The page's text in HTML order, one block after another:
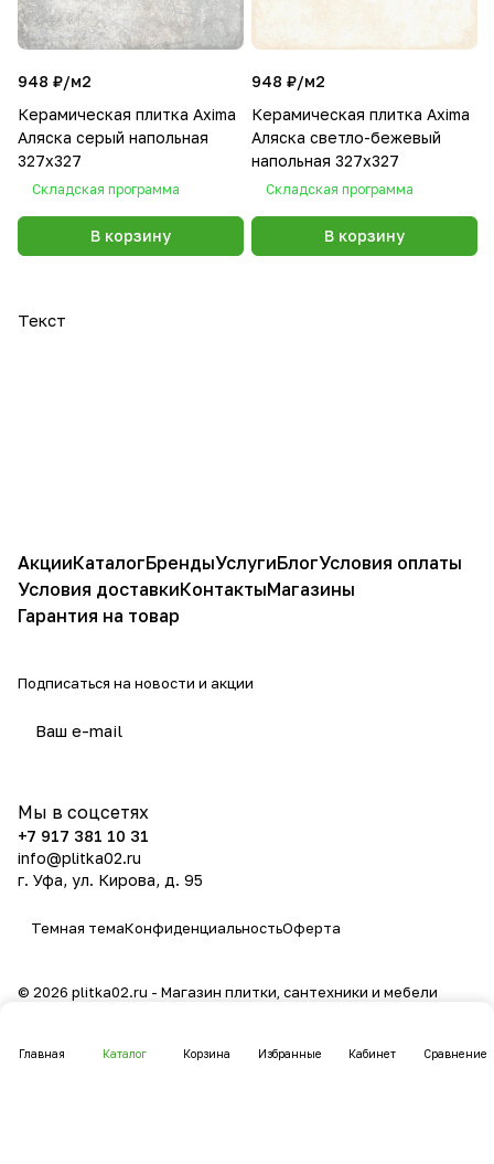
948 ₽/м2
Керамическая плитка Axima
Аляска серый напольная
327x327
Складская программа
В корзину
948 ₽/м2
Керамическая плитка Axima
Аляска светло-бежевый
напольная 327x327
Складская программа
В корзину
Текст
Главная Каталог Корзина Избранные Кабинет Сравнение
АкцииКаталогБрендыУслугиБлогУсловия оплаты
Условия доставкиКонтактыМагазины
Гарантия на товар
Подписаться на новости и акции
Мы в соцсетях
+7 917 381 10 31
info@plitka02.ru
г. Уфа, ул. Кирова, д. 95
Темная темаКонфиденциальностьОферта
© 2026 plitka02.ru - Магазин плитки, сантехники и мебели